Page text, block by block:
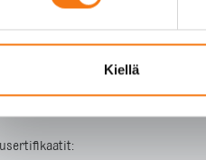
Kiellä
paikallisverkkomaksu